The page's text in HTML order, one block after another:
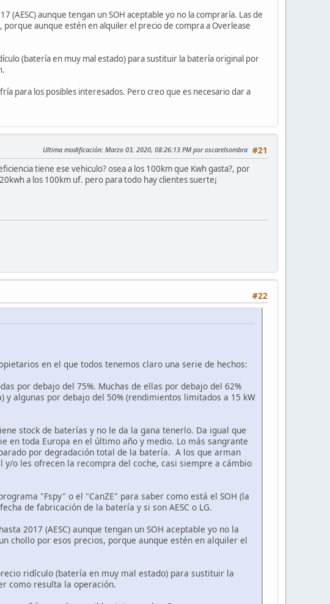
aunque tengan un SOH aceptable yo no la compraría. Las de
aunque estén en alquiler el precio de compra a Overlease
(batería en muy mal estado) para sustituir la batería original por
para los posibles interesados. Pero creo que es necesario dar a
#21
Ultima modificación: Marzo 03, 2020, 08:26:13 PM por oscarelsombra
tiene ese vehiculo? osea a los 100km que Kwh gasta?, por
a los 100km uf. pero para todo hay clientes suerte¡
#22
en el que todos tenemos claro una serie de hechos:
por debajo del 75%. Muchas de ellas por debajo del 62%
algunas por debajo del 50% (rendimientos limitados a 15 kW
stock de baterías y no le da la gana tenerlo. Da igual que
en toda Europa en el último año y medio. Lo más sangrante
por degradación total de la batería. A los que arman
o les ofrecen la recompra del coche, casi siempre a cámbio
"Fspy" o el "CanZE" para saber como está el SOH (la
de fabricación de la batería y si son AESC o LG.
2017 (AESC) aunque tengan un SOH aceptable yo no la
chollo por esos precios, porque aunque estén en alquiler el
ridículo (batería en muy mal estado) para sustituir la
como resulta la operación.